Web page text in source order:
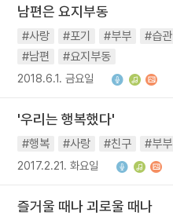
남편은 요지부동
#사랑 #포기 #부부 #습관
#남편
#요지부동
2018.6.1. 금요일
'우리는 행복했다'
#행복 #사랑 #친구 #부부
2017.2.21. 화요일
즐거울 때나 괴로울 때나